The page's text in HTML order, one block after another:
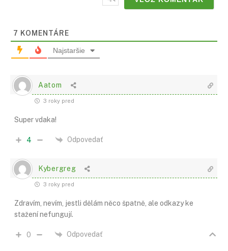
7 KOMENTÁRE
Najstaršie
Aatom
3 roky pred
Super vdaka!
4 Odpovedať
Kybergreg
3 roky pred
Zdravím, nevím, jestli dělám něco špatně, ale odkazy ke
stažení nefungují.
0 Odpovedať